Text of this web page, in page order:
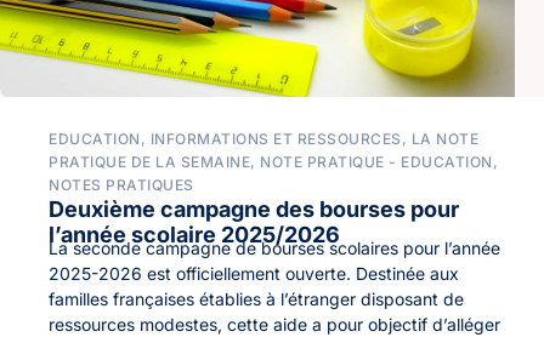
EDUCATION , INFORMATIONS ET RESSOURCES , LA NOTE
PRATIQUE DE LA SEMAINE, NOTE PRATIQUE - EDUCATION ,
NOTES PRATIQUES
Deuxième campagne des bourses pour
l’année scolaire 2025/2026
La seconde campagne de bourses scolaires pour l’année
2025-2026 est officiellement ouverte. Destinée aux
familles françaises établies à l’étranger disposant de
ressources modestes, cette aide a pour objectif d’alléger